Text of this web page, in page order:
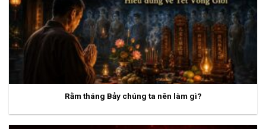
Rằm tháng Bảy chúng ta nên làm gì?